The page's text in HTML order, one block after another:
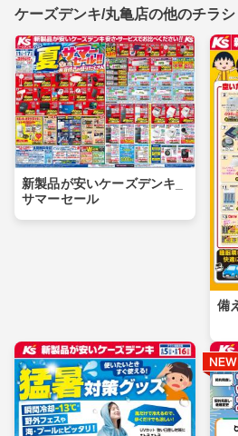
ケーズデンキ/丸亀店の他のチラシ
新製品が安いケーズデンキ_
サマーセール
備